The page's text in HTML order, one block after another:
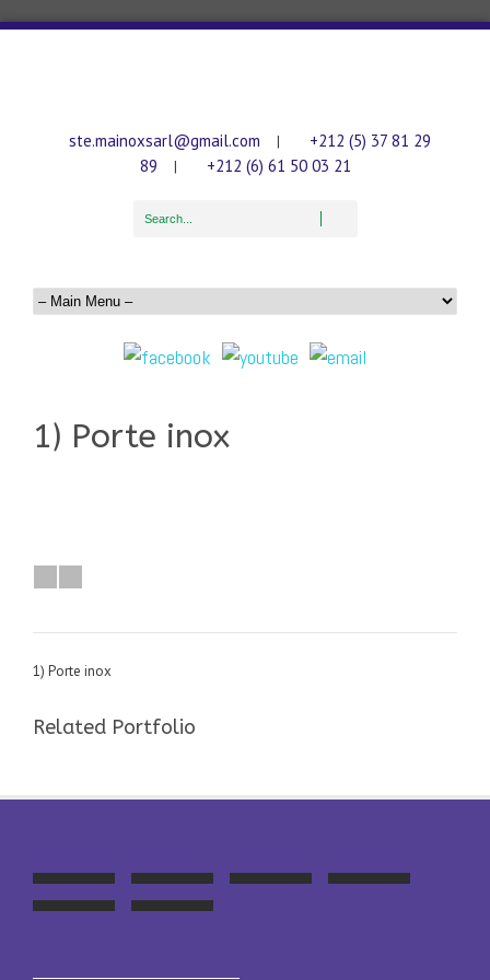
ste.mainoxsarl@gmail.com |
+212 (5) 37 81 29
89
| +212 (6) 61 50 03 21
1) Porte inox
1) Porte inox
Related Portfolio